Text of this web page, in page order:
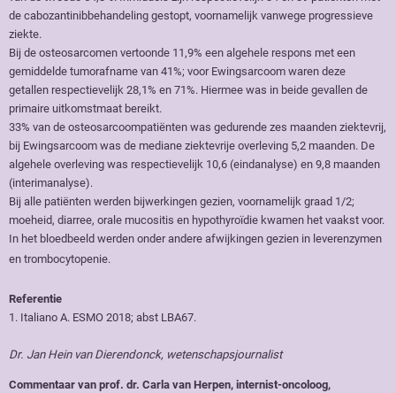
de cabozantinibbehandeling gestopt, voornamelijk vanwege progressieve
ziekte.
Bij de osteosarcomen vertoonde 11,9% een algehele respons met een
gemiddelde tumorafname van 41%; voor Ewingsarcoom waren deze
getallen respectievelijk 28,1% en 71%. Hiermee was in beide gevallen de
primaire uitkomstmaat bereikt.
33% van de osteosarcoompatiënten was gedurende zes maanden ziektevrij,
bij Ewingsarcoom was de mediane ziektevrije overleving 5,2 maanden. De
algehele overleving was respectievelijk 10,6 (eindanalyse) en 9,8 maanden
(interimanalyse).
Bij alle patiënten werden bijwerkingen gezien, voornamelijk graad 1/2;
moeheid, diarree, orale mucositis en hypothyroïdie kwamen het vaakst voor.
In het bloedbeeld werden onder andere afwijkingen gezien in leverenzymen
en trombocytopenie.
Referentie
1. Italiano A. ESMO 2018; abst LBA67.
Dr. Jan Hein van Dierendonck, wetenschapsjournalist
Commentaar van prof. dr. Carla van Herpen, internist-oncoloog,